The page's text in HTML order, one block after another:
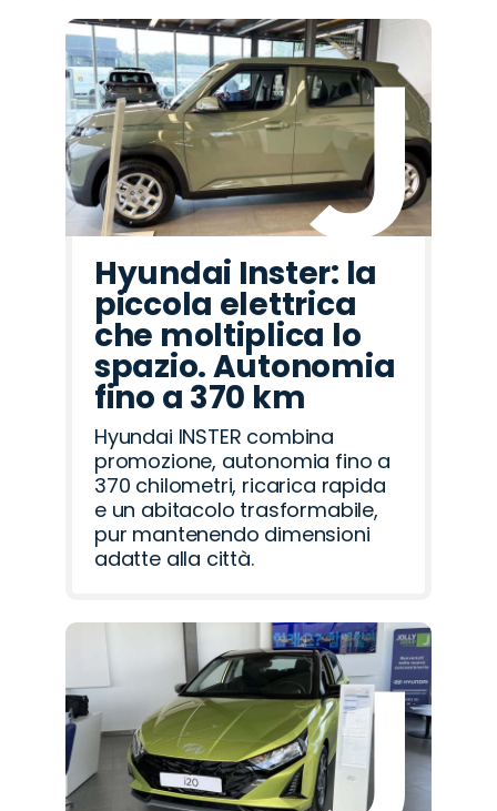
Hyundai Inster: la
piccola elettrica
che moltiplica lo
spazio. Autonomia
fino a 370 km
Hyundai INSTER combina
promozione, autonomia fino a
370 chilometri, ricarica rapida
e un abitacolo trasformabile,
pur mantenendo dimensioni
adatte alla città.